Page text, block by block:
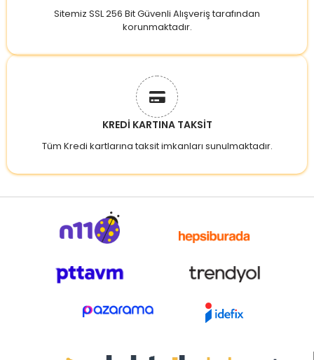
Sitemiz SSL 256 Bit Güvenli Alışveriş tarafından
korunmaktadır.
KREDİ KARTINA TAKSİT
Tüm Kredi kartlarına taksit imkanları sunulmaktadır.